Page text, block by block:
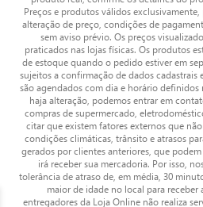
Preços e produtos válidos
alteração de preço, condições de
sem aviso prévio. Os preços
praticados nas lojas físicas. Os produtos
de estoque quando o pedido estiver em
sujeitos a confirmação de dados cadastrais
são agendados com dia e horário definidos
haja alteração, podemos entrar em
compras de supermercado,
citar que existem fatores externos que
condições climáticas, trânsito e atrasos
gerados por clientes anteriores, que
irá receber sua mercadoria. Por isso,
tolerância de atraso de, em média, 30
maior de idade no local para receber
entregadores da Loja Online não realiza